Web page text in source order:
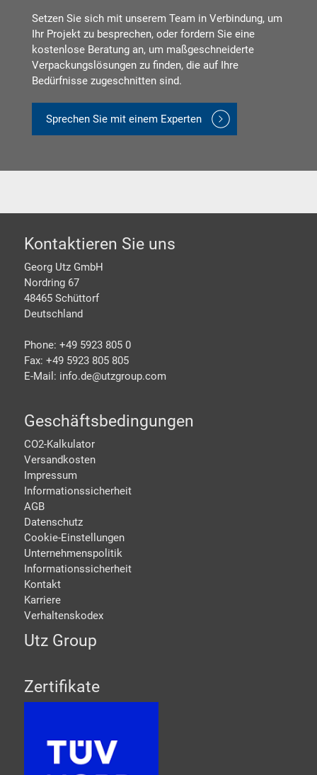
Setzen Sie sich mit unserem Team in Verbindung, um
Ihr Projekt zu besprechen, oder fordern Sie eine
kostenlose Beratung an, um maßgeschneiderte
Verpackungslösungen zu finden, die auf Ihre
Bedürfnisse zugeschnitten sind.
Sprechen Sie mit einem Experten
Footer
Kontaktieren Sie uns
Georg Utz GmbH
Nordring 67
48465 Schüttorf
Deutschland
Phone: +49 5923 805 0
Fax: +49 5923 805 805
E-Mail: info.de@utzgroup.com
Geschäftsbedingungen
CO2-Kalkulator
Versandkosten
Impressum
Informationssicherheit
AGB
Datenschutz
Cookie-Einstellungen
Unternehmenspolitik
Informationssicherheit
Kontakt
Karriere
Verhaltenskodex
Utz Group
Zertifikate